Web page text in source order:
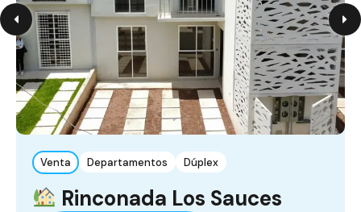
Venta Departamentos Dúplex
Rinconada Los Sauces